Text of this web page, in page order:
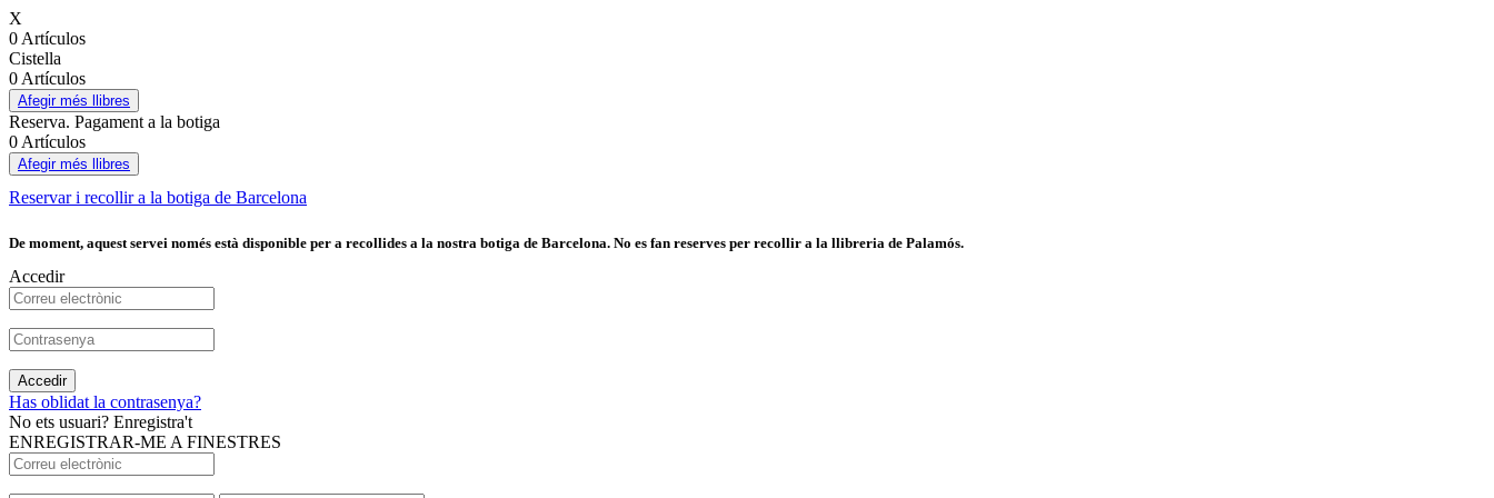
X
0 Artículos
Cistella
0 Artículos
Afegir més llibres
Reserva. Pagament a la botiga
0 Artículos
Afegir més llibres
Reservar i recollir a la botiga de Barcelona
De moment, aquest servei només està disponible per a recollides a la nostra botiga de Barcelona. No es fan reserves per recollir a la llibreria de Palamós.
Accedir
Accedir
Has oblidat la contrasenya?
No ets usuari? Enregistra't
ENREGISTRAR-ME A FINESTRES